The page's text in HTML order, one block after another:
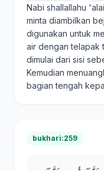
Nabi shallallahu
minta diambilkan
digunakan untuk
air dengan telapak
dimulai dari sisi
Kemudian
bagian tengah
bukhari:259